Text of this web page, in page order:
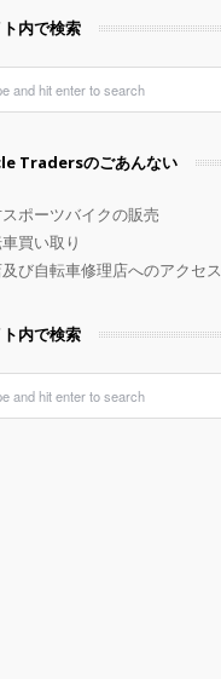
内で検索
Tradersのごあんない
ポーツバイクの販売
買い取り
び自転車修理店へのアクセス
内で検索